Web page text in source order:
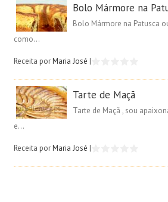
Bolo Mármore na
Bolo Mármore na Patusca
como...
Receita porMaria José |
Tarte de Maçã
Tarte de Maçã , sou
e...
Receita porMaria José |